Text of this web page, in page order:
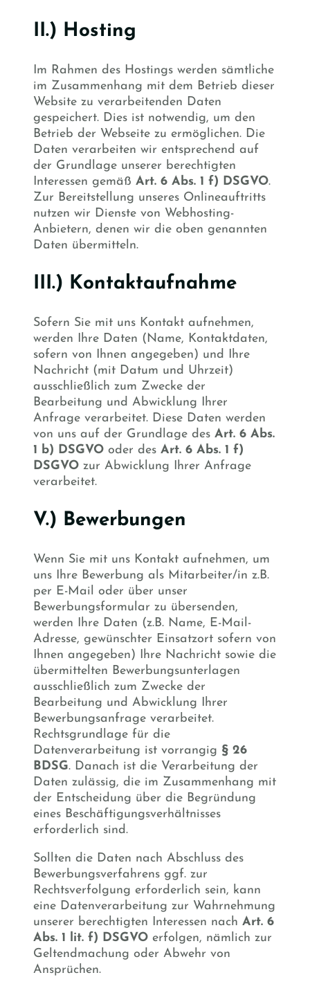
II.) Hosting
Im Rahmen des Hostings werden sämtliche
im Zusammenhang mit dem Betrieb dieser
Website zu verarbeitenden Daten
gespeichert. Dies ist notwendig, um den
Betrieb der Webseite zu ermöglichen. Die
Daten verarbeiten wir entsprechend auf
der Grundlage unserer berechtigten
Interessen gemäß Art. 6 Abs. 1 f) DSGVO.
Zur Bereitstellung unseres Onlineauftritts
nutzen wir Dienste von Webhosting-
Anbietern, denen wir die oben genannten
Daten übermitteln.
III.) Kontaktaufnahme
Sofern Sie mit uns Kontakt aufnehmen,
werden Ihre Daten (Name, Kontaktdaten,
sofern von Ihnen angegeben) und Ihre
Nachricht (mit Datum und Uhrzeit)
ausschließlich zum Zwecke der
Bearbeitung und Abwicklung Ihrer
Anfrage verarbeitet. Diese Daten werden
von uns auf der Grundlage des Art. 6 Abs.
1 b) DSGVO oder des Art. 6 Abs. 1 f)
DSGVO zur Abwicklung Ihrer Anfrage
verarbeitet.
V.) Bewerbungen
Wenn Sie mit uns Kontakt aufnehmen, um
uns Ihre Bewerbung als Mitarbeiter/in z.B.
per E-Mail oder über unser
Bewerbungsformular zu übersenden,
werden Ihre Daten (z.B. Name, E-Mail-
Adresse, gewünschter Einsatzort sofern von
Ihnen angegeben) Ihre Nachricht sowie die
übermittelten Bewerbungsunterlagen
ausschließlich zum Zwecke der
Bearbeitung und Abwicklung Ihrer
Bewerbungsanfrage verarbeitet.
Rechtsgrundlage für die
Datenverarbeitung ist vorrangig § 26
BDSG. Danach ist die Verarbeitung der
Daten zulässig, die im Zusammenhang mit
der Entscheidung über die Begründung
eines Beschäftigungsverhältnisses
erforderlich sind.
Sollten die Daten nach Abschluss des
Bewerbungsverfahrens ggf. zur
Rechtsverfolgung erforderlich sein, kann
eine Datenverarbeitung zur Wahrnehmung
unserer berechtigten Interessen nach Art. 6
Abs. 1 lit. f) DSGVO erfolgen, nämlich zur
Geltendmachung oder Abwehr von
Ansprüchen.